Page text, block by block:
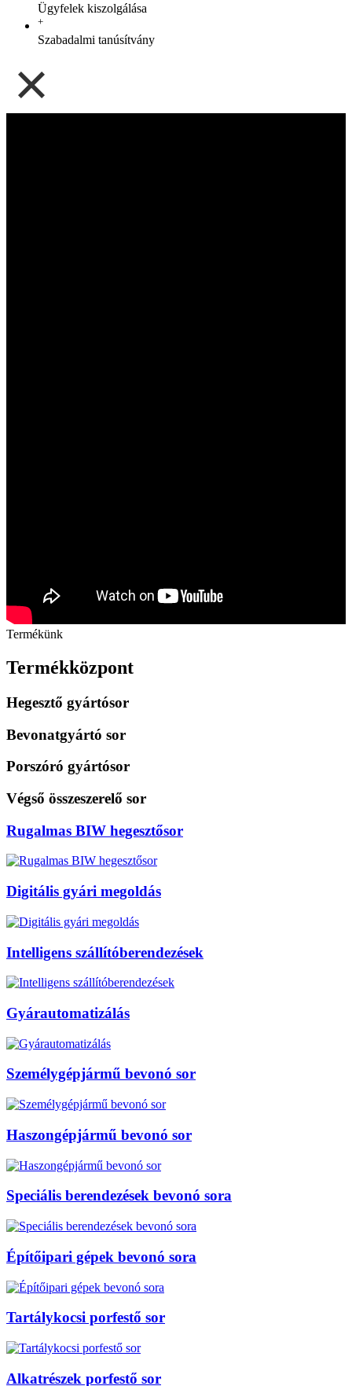
Ügyfelek kiszolgálása
+
Szabadalmi tanúsítvány
Termékünk
Termékközpont
Hegesztő gyártósor
Bevonatgyártó sor
Porszóró gyártósor
Végső összeszerelő sor
Rugalmas BIW hegesztősor
Digitális gyári megoldás
Intelligens szállítóberendezések
Gyárautomatizálás
Személygépjármű bevonó sor
Haszongépjármű bevonó sor
Speciális berendezések bevonó sora
Építőipari gépek bevonó sora
Tartálykocsi porfestő sor
Alkatrészek porfestő sor